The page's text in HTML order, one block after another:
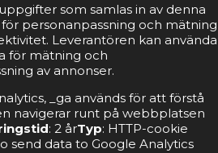
som samlas in av denna
personanpassning och mätning
Leverantören kan använda
för mätning och
av annonser.
_ga används för att förstå
navigerar runt på webbplatsen
: 2 årTyp: HTTP-cookie
send data to Google Analytics